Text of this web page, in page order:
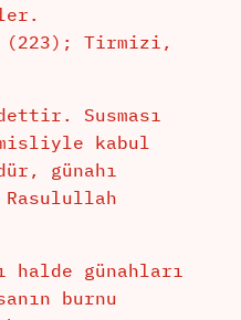
(223); Tirmizi,
Susması
kabul
günahı
halde günahları
burnu